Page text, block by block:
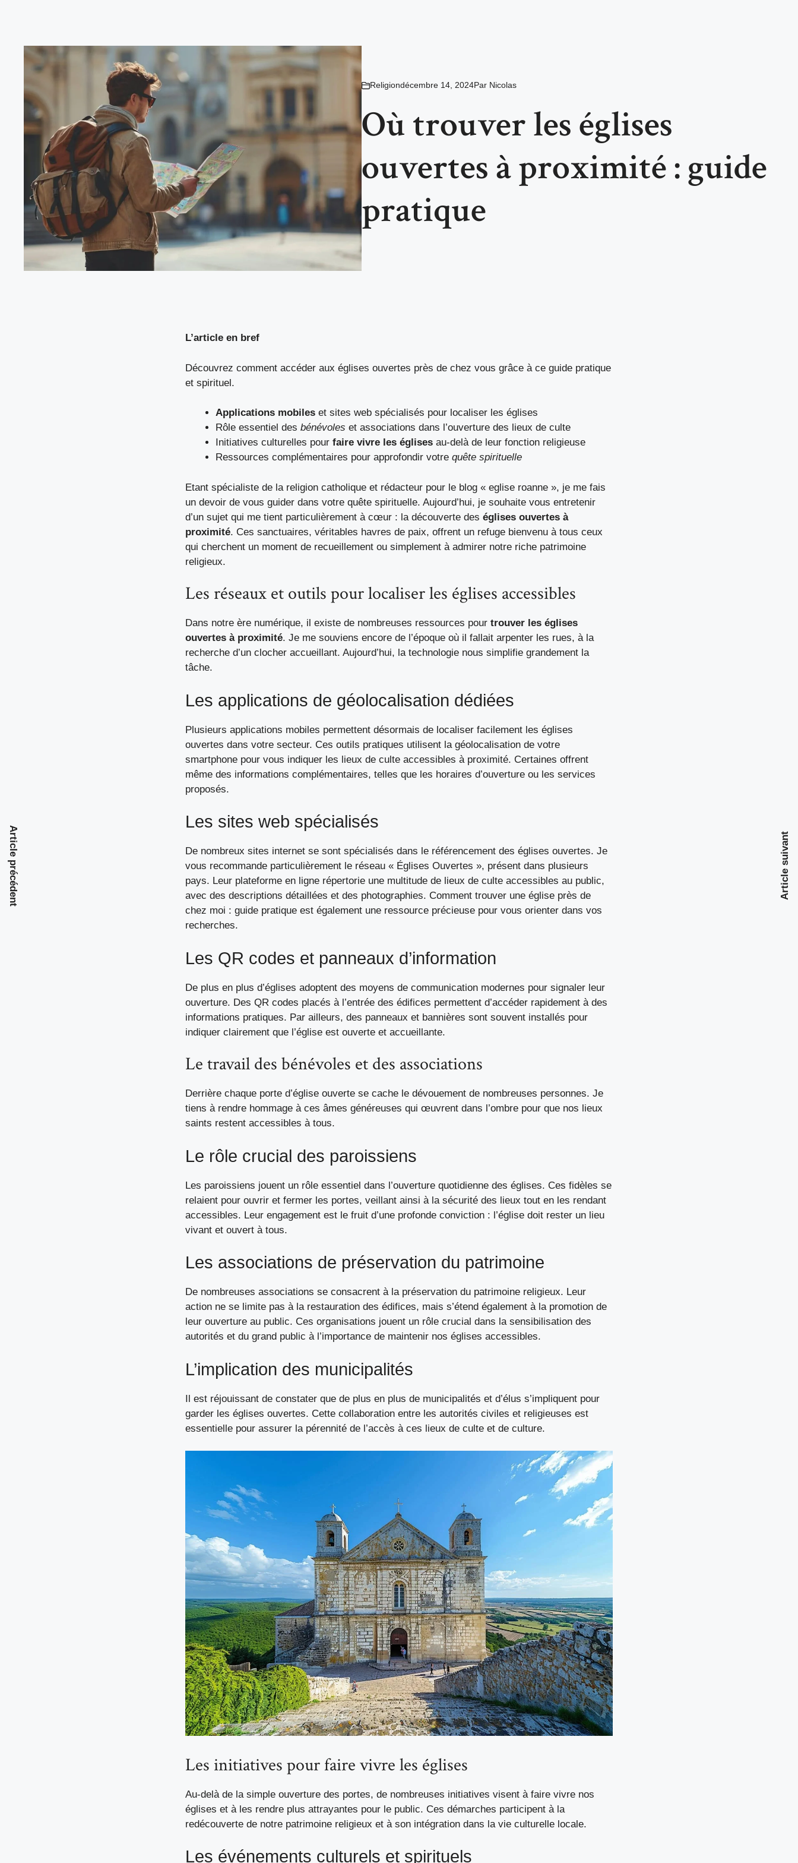
Religiondécembre 14, 2024Par Nicolas
Où trouver les églises
ouvertes à proximité : guide
pratique
L’article en bref
Découvrez comment accéder aux églises ouvertes près de chez vous grâce à ce guide pratique
et spirituel.
Applications mobiles et sites web spécialisés pour localiser les églises
Rôle essentiel des bénévoles et associations dans l’ouverture des lieux de culte
Initiatives culturelles pour faire vivre les églises au-delà de leur fonction religieuse
Ressources complémentaires pour approfondir votre quête spirituelle
Etant spécialiste de la religion catholique et rédacteur pour le blog « eglise roanne », je me fais
un devoir de vous guider dans votre quête spirituelle. Aujourd’hui, je souhaite vous entretenir
d’un sujet qui me tient particulièrement à cœur : la découverte des églises ouvertes à
proximité. Ces sanctuaires, véritables havres de paix, offrent un refuge bienvenu à tous ceux
qui cherchent un moment de recueillement ou simplement à admirer notre riche patrimoine
religieux.
Les réseaux et outils pour localiser les églises accessibles
Dans notre ère numérique, il existe de nombreuses ressources pour trouver les églises
ouvertes à proximité. Je me souviens encore de l’époque où il fallait arpenter les rues, à la
recherche d’un clocher accueillant. Aujourd’hui, la technologie nous simplifie grandement la
tâche.
Les applications de géolocalisation dédiées
Plusieurs applications mobiles permettent désormais de localiser facilement les églises
ouvertes dans votre secteur. Ces outils pratiques utilisent la géolocalisation de votre
smartphone pour vous indiquer les lieux de culte accessibles à proximité. Certaines offrent
même des informations complémentaires, telles que les horaires d’ouverture ou les services
proposés.
Les sites web spécialisés
De nombreux sites internet se sont spécialisés dans le référencement des églises ouvertes. Je
vous recommande particulièrement le réseau « Églises Ouvertes », présent dans plusieurs
pays. Leur plateforme en ligne répertorie une multitude de lieux de culte accessibles au public,
avec des descriptions détaillées et des photographies. Comment trouver une église près de
chez moi : guide pratique est également une ressource précieuse pour vous orienter dans vos
recherches.
Les QR codes et panneaux d’information
De plus en plus d’églises adoptent des moyens de communication modernes pour signaler leur
ouverture. Des QR codes placés à l’entrée des édifices permettent d’accéder rapidement à des
informations pratiques. Par ailleurs, des panneaux et bannières sont souvent installés pour
indiquer clairement que l’église est ouverte et accueillante.
Le travail des bénévoles et des associations
Derrière chaque porte d’église ouverte se cache le dévouement de nombreuses personnes. Je
tiens à rendre hommage à ces âmes généreuses qui œuvrent dans l’ombre pour que nos lieux
saints restent accessibles à tous.
Le rôle crucial des paroissiens
Les paroissiens jouent un rôle essentiel dans l’ouverture quotidienne des églises. Ces fidèles se
relaient pour ouvrir et fermer les portes, veillant ainsi à la sécurité des lieux tout en les rendant
accessibles. Leur engagement est le fruit d’une profonde conviction : l’église doit rester un lieu
vivant et ouvert à tous.
Les associations de préservation du patrimoine
De nombreuses associations se consacrent à la préservation du patrimoine religieux. Leur
action ne se limite pas à la restauration des édifices, mais s’étend également à la promotion de
leur ouverture au public. Ces organisations jouent un rôle crucial dans la sensibilisation des
autorités et du grand public à l’importance de maintenir nos églises accessibles.
L’implication des municipalités
Il est réjouissant de constater que de plus en plus de municipalités et d’élus s’impliquent pour
garder les églises ouvertes. Cette collaboration entre les autorités civiles et religieuses est
essentielle pour assurer la pérennité de l’accès à ces lieux de culte et de culture.
Les initiatives pour faire vivre les églises
Au-delà de la simple ouverture des portes, de nombreuses initiatives visent à faire vivre nos
églises et à les rendre plus attrayantes pour le public. Ces démarches participent à la
redécouverte de notre patrimoine religieux et à son intégration dans la vie culturelle locale.
Les événements culturels et spirituels
Article précédent Article suivant